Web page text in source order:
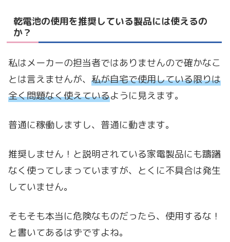
乾電池の使用を推奨している製品には使えるの
か？
私はメーカーの担当者ではありませんので確かなこ
とは言えませんが、 私が自宅で使用している限りは
全く問題なく使えているように見えます。
普通に稼働しますし、普通に動きます。
推奨しません！と説明されている家電製品にも躊躇
なく使ってしまっていますが、とくに不具合は発生
していません。
そもそも本当に危険なものだったら、使用するな！
と書いてあるはずですよね。